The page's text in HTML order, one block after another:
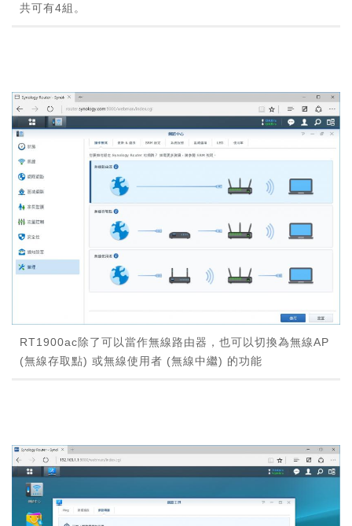
共可有4組。
RT1900ac除了可以當作無線路由器，也可以切換為無線AP
(無線存取點) 或無線使用者 (無線中繼) 的功能